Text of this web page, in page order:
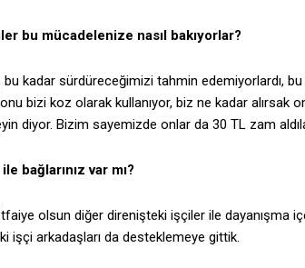
bu mücadelenize nasıl bakıyorlar?
kadar sürdüreceğimizi tahmin edemiyorlardı,
bizi koz olarak kullanıyor, biz ne kadar alırsak
diyor. Bizim sayemizde onlar da 30 TL zam
bağlarınız var mı?
olsun diğer direnişteki işçiler ile dayanışma
işçi arkadaşları da desteklemeye gittik.